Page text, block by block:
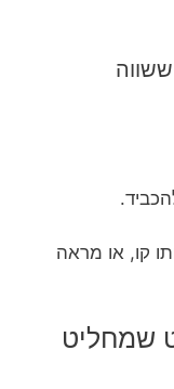
קו, או מראה
שמחליט